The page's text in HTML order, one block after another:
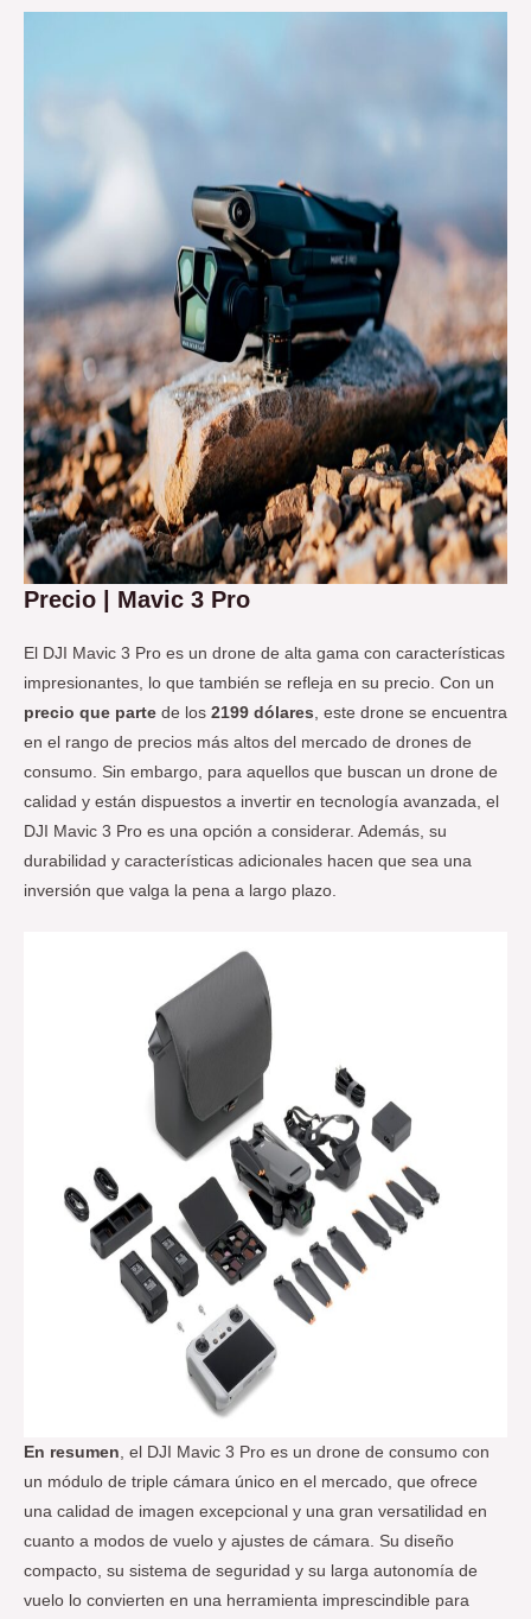
Precio | Mavic 3 Pro
El DJI Mavic 3 Pro es un drone de alta gama con características
impresionantes, lo que también se refleja en su precio. Con un
precio que parte de los 2199 dólares , este drone se encuentra
en el rango de precios más altos del mercado de drones de
consumo. Sin embargo, para aquellos que buscan un drone de
calidad y están dispuestos a invertir en tecnología avanzada, el
DJI Mavic 3 Pro es una opción a considerar. Además, su
durabilidad y características adicionales hacen que sea una
inversión que valga la pena a largo plazo.
En resumen , el DJI Mavic 3 Pro es un drone de consumo con
un módulo de triple cámara único en el mercado, que ofrece
una calidad de imagen excepcional y una gran versatilidad en
cuanto a modos de vuelo y ajustes de cámara. Su diseño
compacto, su sistema de seguridad y su larga autonomía de
vuelo lo convierten en una herramienta imprescindible para